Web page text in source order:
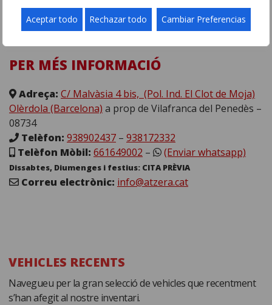
Cambiar Preferencias
Rechazar todo
Aceptar todo
PER MÉS INFORMACIÓ
Adreça: C/ Malvàsia 4 bis, (Pol. Ind. El Clot de Moja)
Olèrdola (Barcelona) a prop de Vilafranca del Penedès –
08734
Telèfon: 938902437 – 938172332
Telèfon Mòbil: 661649002 – (Enviar whatsapp)
Dissabtes, Diumenges i festius: CITA PRÈVIA
Correu electrònic: info@atzera.cat
VEHICLES RECENTS
Navegueu per la gran selecció de vehicles que recentment
s’han afegit al nostre inventari.